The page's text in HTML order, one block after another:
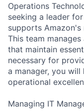
Operations
seeking a leader
supports
This team
that maintain
necessary for
a manager, you
operational
Managing IT